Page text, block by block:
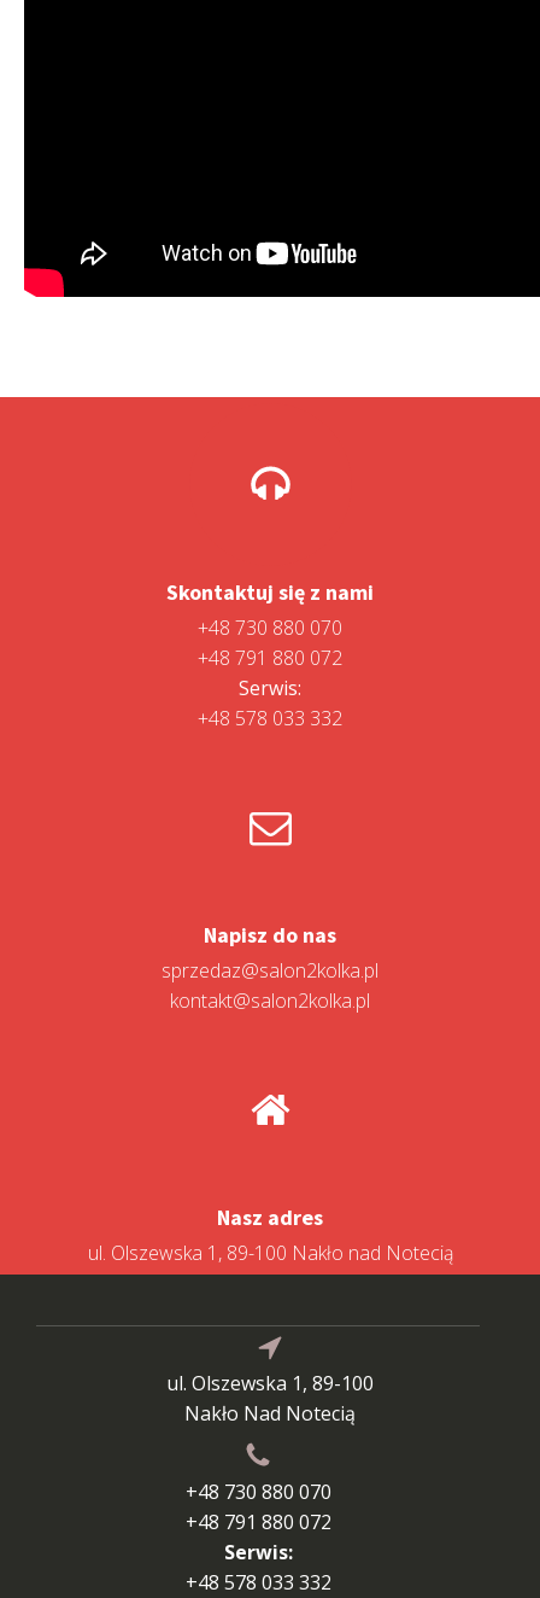
Skontaktuj się z nami
+48 730 880 070
+48 791 880 072
Serwis:
+48 578 033 332
Napisz do nas
sprzedaz@salon2kolka.pl
kontakt@salon2kolka.pl
Nasz adres
ul. Olszewska 1, 89-100 Nakło nad Notecią
ul. Olszewska 1, 89-100
Nakło Nad Notecią
+48 730 880 070
+48 791 880 072
Serwis:
+48 578 033 332